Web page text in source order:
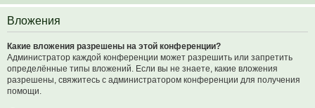
Вложения
Какие вложения разрешены на этой конференции?
Администратор каждой конференции может разрешить или запретить
определённые типы вложений. Если вы не знаете, какие вложения
разрешены, свяжитесь с администратором конференции для получения
помощи.